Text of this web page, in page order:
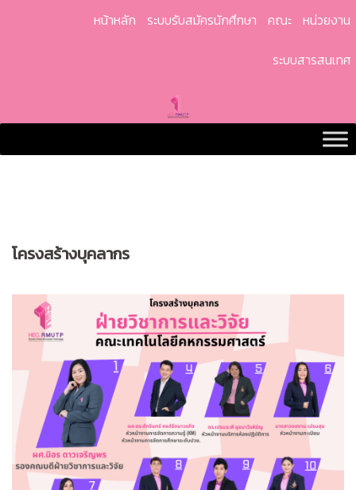
หน้าหลัก ระบบรับสมัครนักศึกษา คณะ หน่วยงาน
ระบบสารสนเทศ
โครงสร้างบุคลากร